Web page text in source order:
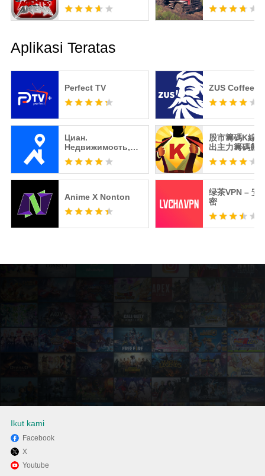
Aplikasi Teratas
Perfect TV
Циан.
Недвижимость,
квартиры
Anime X Nonton
ZUS Coffee
股市籌碼K線 -
出主力籌碼飆
绿茶VPN – 安
密
Gunakan MENu untuk
Ikut kami
Facebook
X
Youtube